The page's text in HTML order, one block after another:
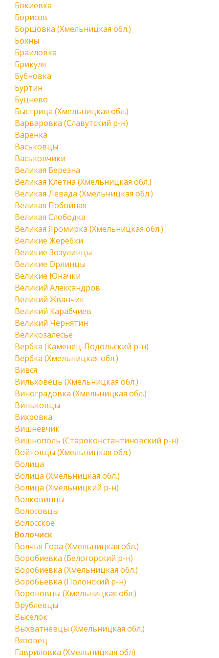
Бокиевка
Борисов
Борщовка (Хмельницкая обл.)
Бохны
Браиловка
Брикуля
Бубновка
Буртин
Буцнево
Быстрица (Хмельницкая обл.)
Варваровка (Славутский р-н)
Варенка
Васьковцы
Васьковчики
Великая Березна
Великая Клетна (Хмельницкая обл.)
Великая Левада (Хмельницкая обл.)
Великая Побойная
Великая Слободка
Великая Яромирка (Хмельницкая обл.)
Великие Жеребки
Великие Зозулинцы
Великие Орлинцы
Великие Юначки
Великий Александров
Великий Жванчик
Великий Карабчиев
Великий Чернятин
Великозалесье
Вербка (Каменец-Подольский р-н)
Вербка (Хмельницкая обл.)
Вився
Вильховець (Хмельницкая обл.)
Виноградовка (Хмельницкая обл.)
Виньковцы
Вихровка
Вишневчик
Вишнополь (Староконстантиновский р-н)
Войтовцы (Хмельницкая обл.)
Волица
Волица (Хмельницкая обл.)
Волица (Хмельницкий р-н)
Волковинцы
Волосовцы
Волосское
Волочиск
Волчья Гора (Хмельницкая обл.)
Воробиевка (Белогорский р-н)
Воробиевка (Хмельницкая обл.)
Воробьевка (Полонский р-н)
Вороновцы (Хмельницкая обл.)
Врублевцы
Выселок
Выхватневцы (Хмельницкая обл.)
Вязовец
Гавриловка (Хмельницкая обл)